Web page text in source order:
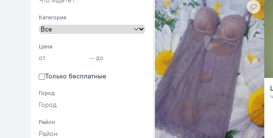
Категория
Цена
—
Только бесплатные
Город
Район